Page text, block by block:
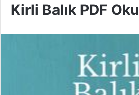
Kirli Balık PDF Oku